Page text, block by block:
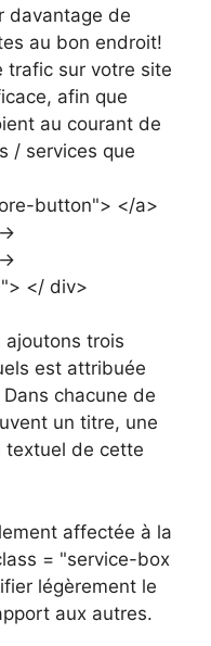
davantage de
au bon endroit!
trafic sur votre site
afin que
au courant de
/ services que
button"> </a>
</ div>
ajoutons trois
est attribuée
chacune de
un titre, une
textuel de cette
affectée à la
= "service-box
légèrement le
aux autres.